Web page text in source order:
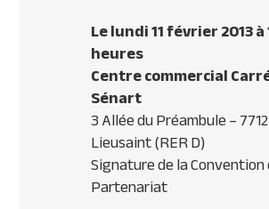
Le lundi 11 février 2013 à
heures
Centre commercial
Sénart
3 Allée du Préambule –
Lieusaint (RERD)
Signature de la Convention
Partenariat